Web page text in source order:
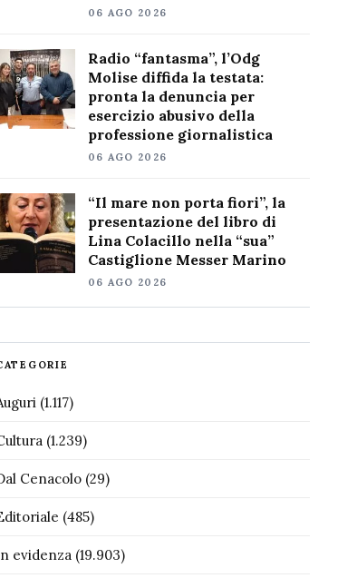
06 AGO 2026
Radio “fantasma”, l’Odg
Molise diffida la testata:
pronta la denuncia per
esercizio abusivo della
professione giornalistica
06 AGO 2026
“Il mare non porta fiori”, la
presentazione del libro di
Lina Colacillo nella “sua”
Castiglione Messer Marino
06 AGO 2026
(1.117)
(1.239)
Cenacolo(29)
(485)
evidenza(19.903)